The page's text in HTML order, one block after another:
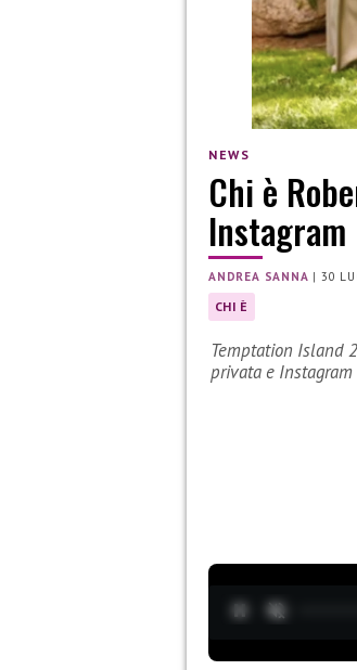
NEWS
Chi è
Instagram
ANDREA SANNA |30
CHI È
Temptation Island
privata e Instagram